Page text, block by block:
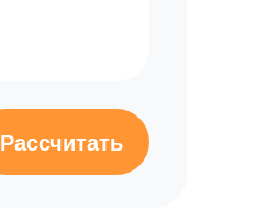
Рассчитать